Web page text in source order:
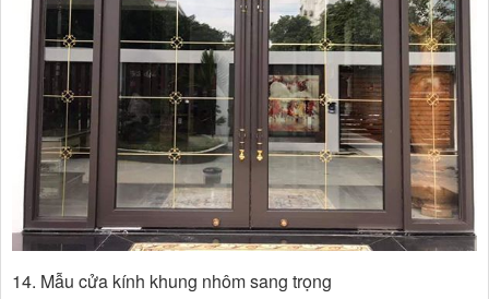
14. Mẫu cửa kính khung nhôm sang trọng